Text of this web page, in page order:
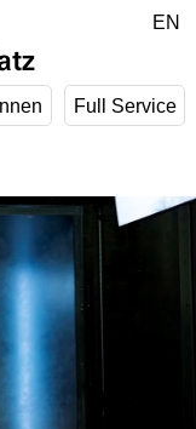
Full Service
DE
EN